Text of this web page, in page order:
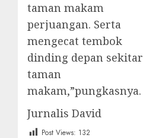
taman makam
perjuangan. Serta
mengecat tembok
dinding depan sekitar
taman
makam,”pungkasnya.
Jurnalis David
Post Views: 132